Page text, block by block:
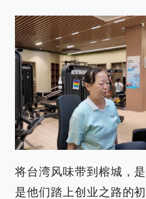
将台湾风味带到榕城，
是他们踏上创业之路的